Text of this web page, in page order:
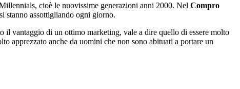
cioè le nuovissime generazioni anni 2000. Nel Compro
stanno assottigliando ogni giorno.
il vantaggio di un ottimo marketing, vale a dire quello di essere molto
apprezzato anche da uomini che non sono abituati a portare un